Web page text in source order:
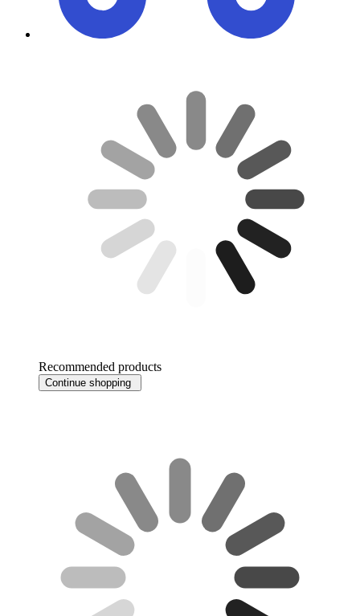
Recommended products
Continue shopping